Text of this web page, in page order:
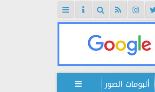
ألبومات الصور
